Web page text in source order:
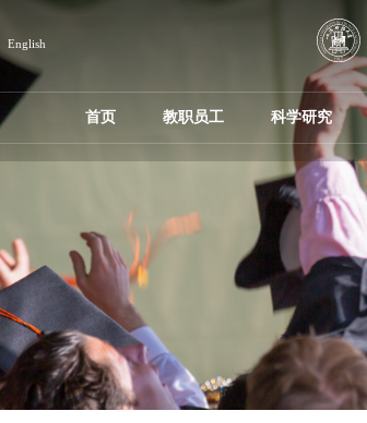
English
首页 教职员工 科学研究